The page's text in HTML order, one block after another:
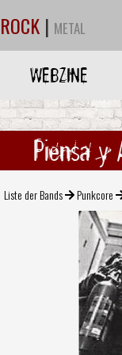
ROCK | METAL
WEBZINE
Piensa y
Liste der Bands Punkcore